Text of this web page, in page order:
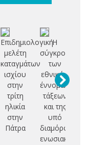
Επιδημιολογική
μελέτη
καταγμάτων
ισχίου
στην
τρίτη
ηλικία
στην
Πάτρα
Η
σύγκρουση
των
εθνικών
έννομων
τάξεων
και της
υπό
διαμόρφωση
ενωσιακής